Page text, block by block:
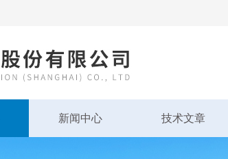
新闻中心 技术文章